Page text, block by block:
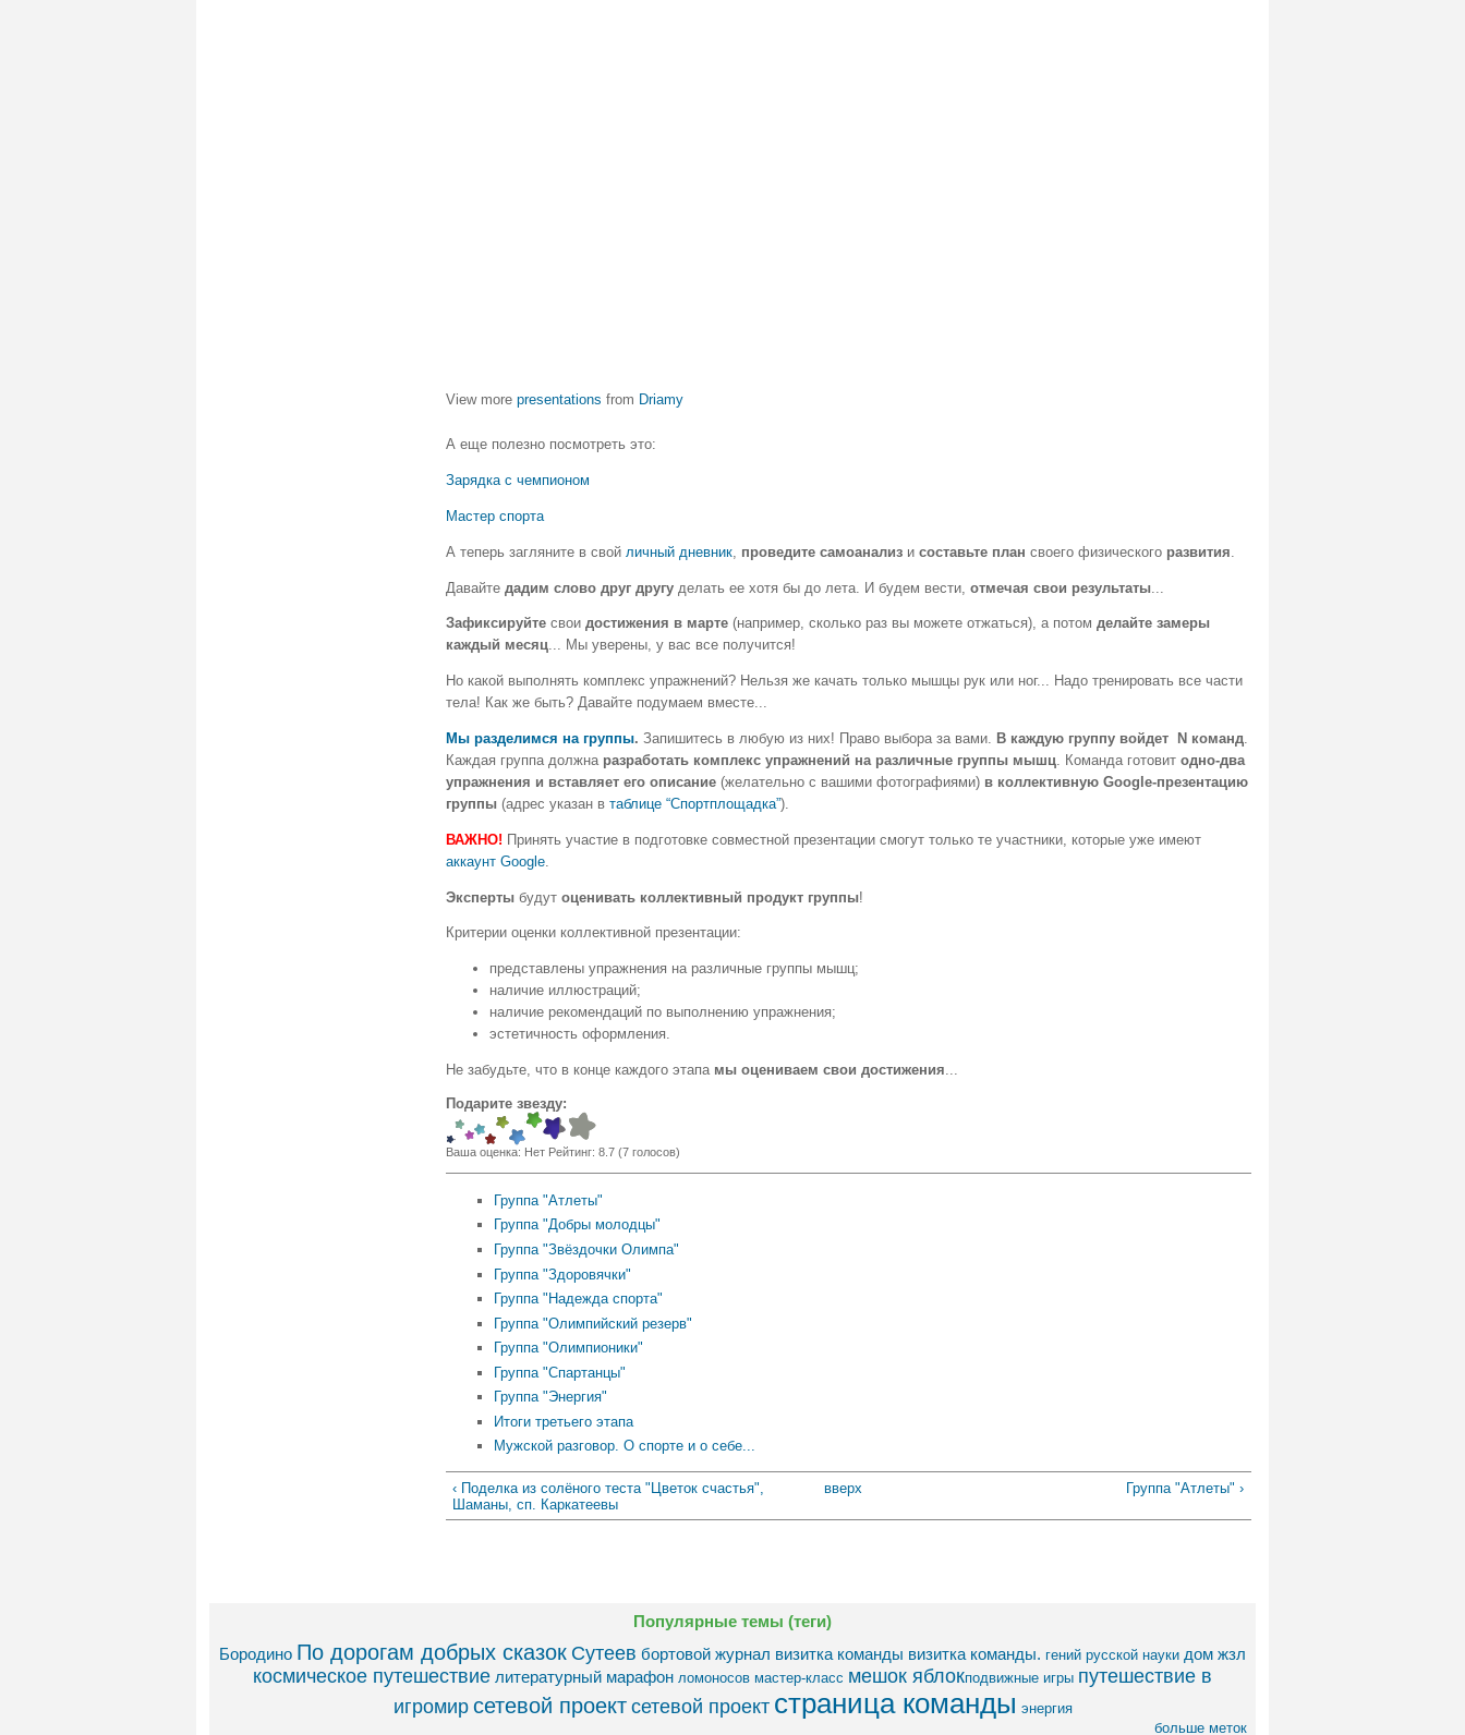
View more presentations from Driamy
А еще полезно посмотреть это:
Зарядка с чемпионом
Мастер спорта
А теперь загляните в свой личный дневник, проведите самоанализи составьте план своего физическогоразвития
Давайте дадим слово друг другуделать ее хотя бы до лета. И будем вести, отмечая свои результаты...
Зафиксируйтесвои достижения в марте(например, сколько раз вы можете отжаться), а потом делайте замеры
каждый месяц... Мы уверены, у вас все получится!
Но какой выполнять комплекс упражнений? Нельзя же качать только мышцы рук или ног... Надо тренировать все части
тела! Как же быть? Давайте подумаем вместе...
Мы разделимся на группы. Запишитесь в любую из них! Право выбора за вами. В каждую группу войдет N команд.
Каждая группа должнаразработать комплекс упражнений на различные группы мышц. Команда готовит одно-два
упражнения и вставляет его описание(желательно с вашими фотографиями) в коллективную Google-презентацию
группы(адрес указан в таблице “Спортплощадка”).
ВАЖНО! Принять участие в подготовке совместной презентации смогут только те участники, которые уже имеют
аккаунт Google.
Экспертыбудут оценивать коллективный продукт группы!
Критерии оценки коллективной презентации:
представлены упражнения на различные группы мышц;
наличие иллюстраций;
наличие рекомендаций по выполнению упражнения;
эстетичность оформления.
Не забудьте, что в конце каждого этапамы оцениваем свои достижения
Подарите звезду:
Ваша оценка: Нет Рейтинг: 8.7 (7голосов)
Группа "Атлеты"
Группа "Добры молодцы"
Группа "Звёздочки Олимпа"
Группа "Здоровячки"
Группа "Надежда спорта"
Группа "Олимпийский резерв"
Группа "Олимпионики"
Группа "Спартанцы"
Группа "Энергия"
Итоги третьего этапа
Мужской разговор. О спорте и о себе...
‹ Поделка из солёного теста "Цветок счастья",
Шаманы, сп. Каркатеевы
вверх Группа "Атлеты" ›
Популярные темы (теги)
Бородино По дорогам добрых сказок Сутеев бортовой журнал визитка команды визитка команды. гений русской науки дом жзл
космическое путешествие литературный марафон ломоносов мастер-класс мешок яблок​подвижные игры путешествие в
игромир сетевой проект сетевой проект страница команды энергия
больше меток